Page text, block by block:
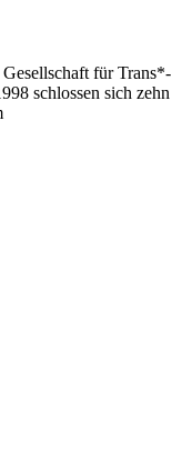
für Trans*-
schlossen sich zehn